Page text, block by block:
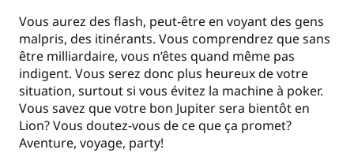
Vous aurez des flash, peut-être en voyant des gens
malpris, des itinérants. Vous comprendrez que sans
être milliardaire, vous n’êtes quand même pas
indigent. Vous serez donc plus heureux de votre
situation, surtout si vous évitez la machine à poker.
Vous savez que votre bon Jupiter sera bientôt en
Lion? Vous doutez-vous de ce que ça promet?
Aventure, voyage, party!